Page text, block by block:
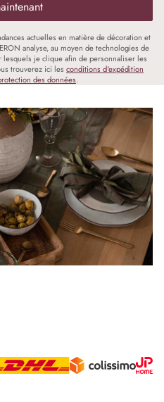
actuelles en matière de décoration et
analyse, au moyen de technologies de
je clique afin de personnaliser les
trouverez ici les conditions d'expédition
des données.